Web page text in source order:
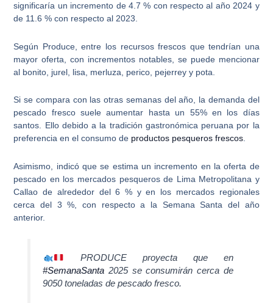
significaría un incremento de 4.7 % con respecto al año 2024 y
de 11.6 % con respecto al 2023.
Según Produce, entre los recursos frescos que tendrían una
mayor oferta , con incrementos notables, se puede mencionar
al bonito, jurel, lisa, merluza, perico, pejerrey y pota
Si se compara con las otras semanas del año, la demanda del
pescado fresco suele aumentar hasta un 55% en los días
santos. Ello debido a la tradición gastronómica peruana por la
preferencia en el consumo de productos pesqueros frescos.
Asimismo, indicó que se estima un incremento en la oferta de
pescado en los mercados pesqueros de Lima Metropolitana y
Callao de alrededor del 6 % y en los mercados regionales
cerca del 3 %, con respecto a la Semana Santa del año
anterior.
PRODUCE proyecta que en
#SemanaSanta 2025 se consumirán cerca de
9050 toneladas de pescado fresco.